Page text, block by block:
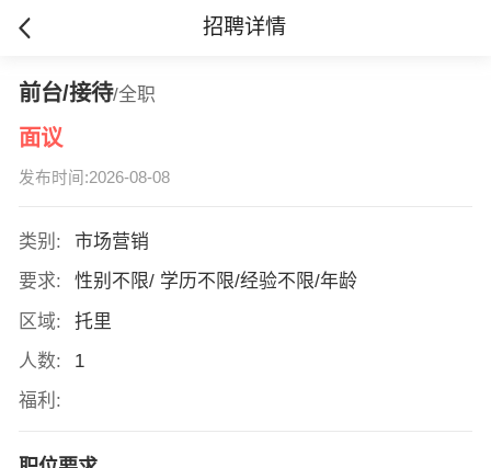
招聘详情
前台/接待/全职
面议
发布时间:2026-08-08
类别:
市场营销
要求:
性别不限/ 学历不限/经验不限/年龄
区域:
托里
人数:
1
福利: